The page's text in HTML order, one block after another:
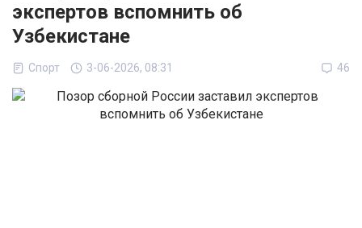
экспертов вспомнить об
Узбекистане
Спорт 3-06-2026, 08:31 46